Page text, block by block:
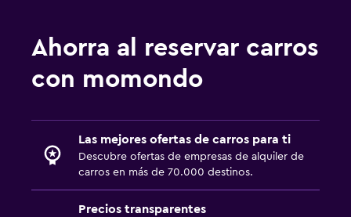
Ahorra al reservar carros
con momondo
Las mejores ofertas de carros para ti
Descubre ofertas de empresas de alquiler de
carros en más de 70.000 destinos.
Precios transparentes